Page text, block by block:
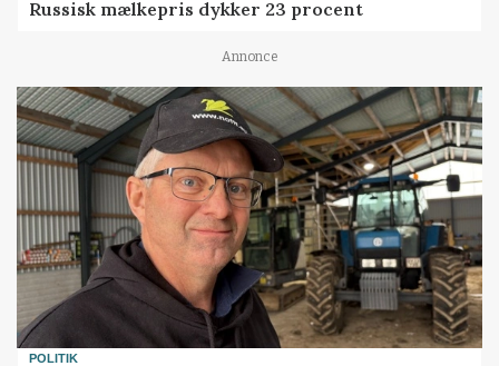
Russisk mælkepris dykker 23 procent
Annonce
POLITIK